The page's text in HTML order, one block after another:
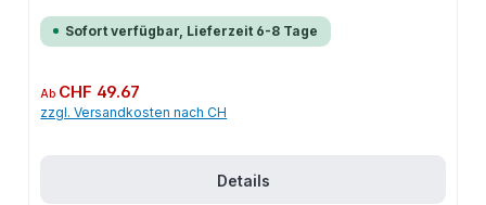
Sofort verfügbar, Lieferzeit 6-8 Tage
Regulärer Preis:
Ab CHF 49.67
zzgl. Versandkosten nach CH
Details